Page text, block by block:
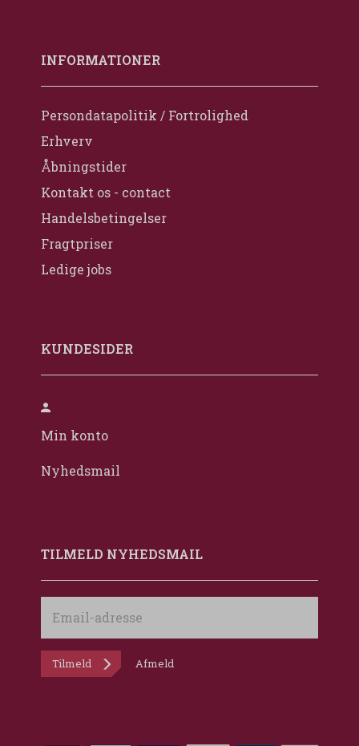
INFORMATIONER
Persondatapolitik / Fortrolighed
Erhverv
Åbningstider
Kontakt os - contact
Handelsbetingelser
Fragtpriser
Ledige jobs
KUNDESIDER
Min konto
Nyhedsmail
TILMELD NYHEDSMAIL
adresse
Tilmeld Afmeld